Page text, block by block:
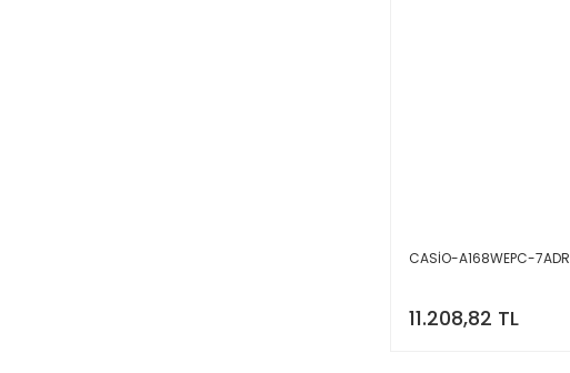
CASİO-A168WEPC-7ADR
11.208,82 TL